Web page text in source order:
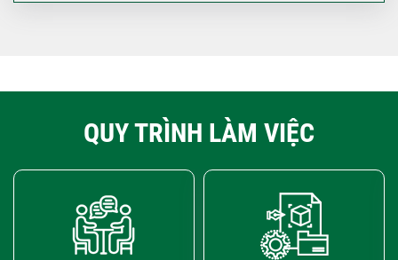
QUY TRÌNH LÀM VIỆC